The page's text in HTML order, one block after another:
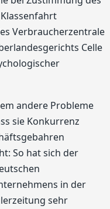
Verbraucherzentrale
Celle
andere Probleme
sie Konkurrenz
So hat sich der
in der
sehr